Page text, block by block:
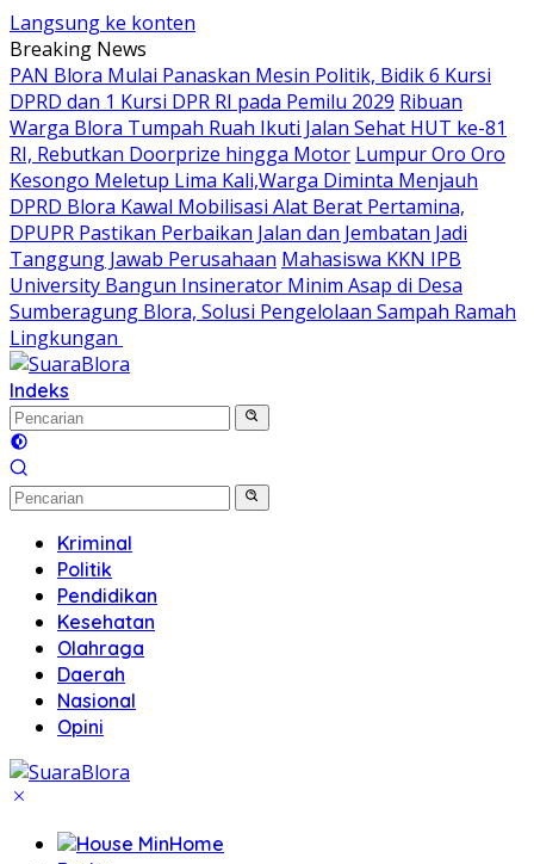
Langsung ke konten
Breaking News
‎PAN Blora Mulai Panaskan Mesin Politik, Bidik 6 Kursi
DPRD dan 1 Kursi DPR RI pada Pemilu 2029 Ribuan
Warga Blora Tumpah Ruah Ikuti Jalan Sehat HUT ke-81
RI, Rebutkan Doorprize hingga Motor Lumpur Oro Oro
Kesongo Meletup Lima Kali,Warga Diminta Menjauh
DPRD Blora Kawal Mobilisasi Alat Berat Pertamina,
DPUPR Pastikan Perbaikan Jalan dan Jembatan Jadi
Tanggung Jawab Perusahaan Mahasiswa KKN IPB
University Bangun Insinerator Minim Asap di Desa
Sumberagung Blora, Solusi Pengelolaan Sampah Ramah
Lingkungan ‎
Indeks
Kriminal
Politik
Pendidikan
Kesehatan
Olahraga
Daerah
Nasional
Opini
Home